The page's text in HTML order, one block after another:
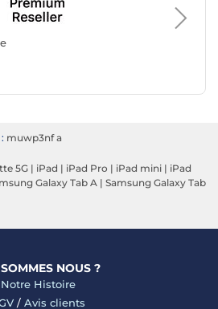
muwp3nf a
5G | iPad | iPad Pro | iPad mini | iPad
Galaxy Tab A | Samsung Galaxy Tab
NOUS ?
Notre Histoire
/ Avis clients